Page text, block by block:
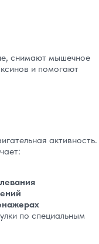
снимают мышечное
и помогают
активность.
по специальным